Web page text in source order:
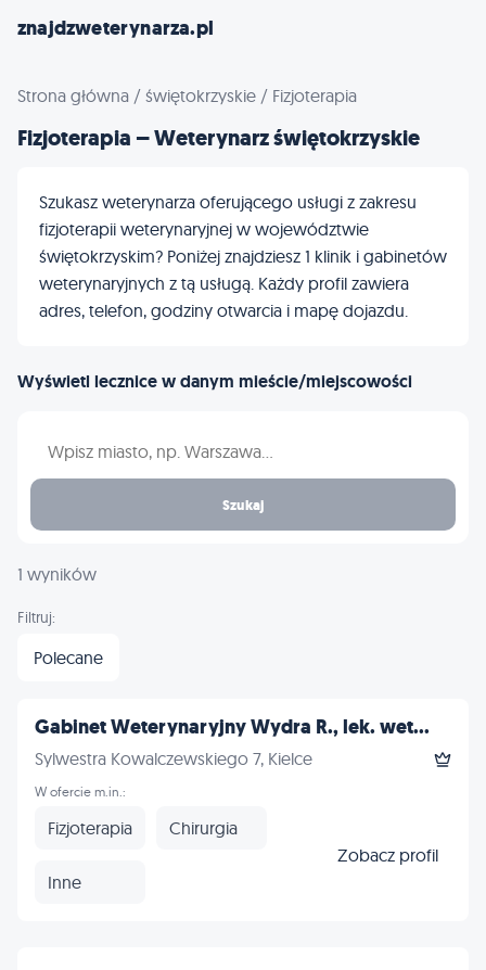
znajdzweterynarza.pl
Strona główna / świętokrzyskie / Fizjoterapia
Fizjoterapia – Weterynarz świętokrzyskie
Szukasz weterynarza oferującego usługi z zakresu
fizjoterapii weterynaryjnej w województwie
świętokrzyskim? Poniżej znajdziesz 1 klinik i gabinetów
weterynaryjnych z tą usługą. Każdy profil zawiera
adres, telefon, godziny otwarcia i mapę dojazdu.
Wyświetl lecznice w danym mieście/miejscowości
Szukaj
1 wyników
Filtruj:
Polecane
Gabinet Weterynaryjny Wydra R., lek. wet...
Sylwestra Kowalczewskiego 7, Kielce
W ofercie m.in.:
Fizjoterapia Chirurgia
Inne
Zobacz profil